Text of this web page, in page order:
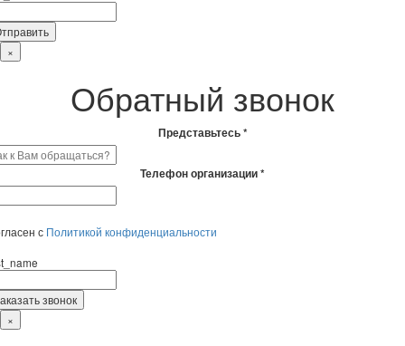
×
Обратный звонок
Представьтесь *
Телефон организации *
с Политикой конфиденциальности
×